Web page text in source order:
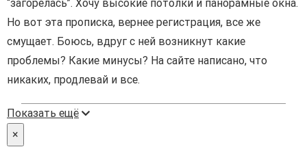
“загорелась”. Хочу высокие потолки и панорамные окна.
Но вот эта прописка, вернее регистрация, все же
смущает. Боюсь, вдруг с ней возникнут какие
проблемы? Какие минусы? На сайте написано, что
никаких, продлевай и все.
Показать ещё
×